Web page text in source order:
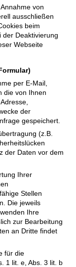
von
ausschließen
beim
der Deaktivierung
Webseite
per E-Mail,
die von Ihnen
der
gespeichert.
(z.B.
der Daten vor dem
Ihrer
Stellen
Die jeweils
Ihre
zur Bearbeitung
an Dritte findet
für die
1 lit. e, Abs. 3 lit. b